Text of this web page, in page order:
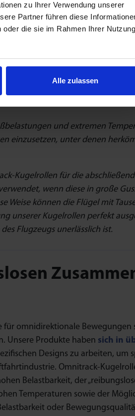
zu Ihrer Verwendung unserer
Partner führen diese
die sie im Rahmen Ihrer Nutzung
Alle zulassen
Kugelrollen können jeweils
„Endlosschienen“-
oder die
Geräte ermöglichen und die es
und extremen
einzusetzen, unter denen
Kugelrollen für die
wenn diese in große
Weise können die Flügel mit
unserer Kugelrollen perfekt
Flugzeugs unerlässlich ist.
omnidirektionale Bewegungen
Unsere Produkte haben sich in
Designs zu arbeiten, um
Omnitrack-
Belastbarkeit, der
Temperaturen sowie der
oder